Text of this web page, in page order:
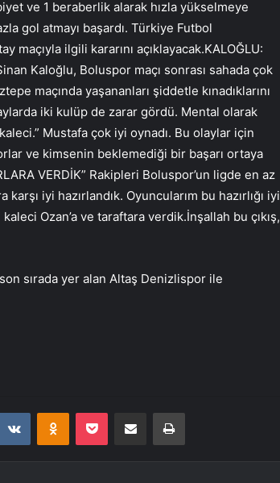
ve 1 beraberlik alarak hızla yükselmeye
gol atmayı başardı. Türkiye Futbol
ilgili kararını açıklayacak.KALOĞLU:
Kaloğlu, Boluspor maçı sonrası sahada çok
maçında yaşananları şiddetle kınadıklarını
iki kulüp de zarar gördü. Mental olarak
Mustafa çok iyi oynadı. Bu olaylar için
ve kimsenin beklemediği bir başarı ortaya
VERDİK” Rakipleri Boluspor’un ligde en az
iyi hazırlandık. Oyuncularım bu hazırlığı iyi
Ozan’a ve taraftara verdik.İnşallah bu çıkış,
sırada yer alan Altaş Denizlispor ile
VKontakteOdnoklassniki
Pocket E-Posta ile paylaş Yazdır